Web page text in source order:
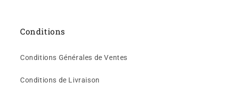
Conditions
Conditions Générales de Ventes
Conditions de Livraison